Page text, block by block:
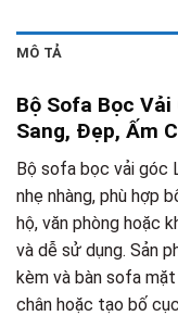
MÔ TẢ
Bộ Sofa Bọc
Sang, Đẹp, Ấm
Bộ sofa bọc vải góc
nhẹ nhàng, phù hợp
hộ, văn phòng hoặc
và dễ sử dụng. Sản
kèm và bàn sofa
chân hoặc tạo bố